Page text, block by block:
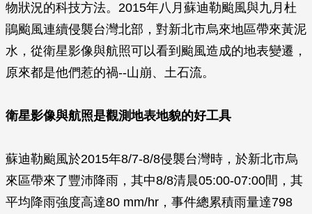
物狀況的科技方法。2015年八月蘇迪勒颱風與九月杜
鵑颱風連續侵襲台灣北部，對新北市烏來地區帶來黃泥
水，從衛星影像與航照可以看到颱風造成的地表變遷，
原來都是他們惹的禍--山崩、土石流。
衛星影像與航照是觀測地表地貌的好工具
蘇迪勒颱風於2015年8/7-8/8侵襲台灣時，於新北市烏
來區帶來了豐沛降雨，其中8/8清晨05:00-07:00間，其
平均降雨強度高達80 mm/hr，事件總累積雨量達798